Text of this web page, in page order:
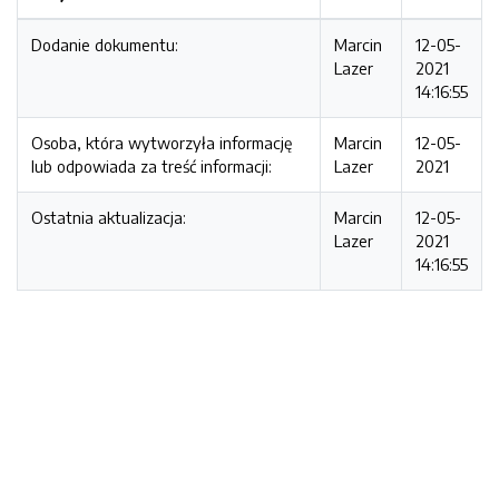
Dodanie dokumentu:
Marcin
Lazer
12-05-
2021
14:16:55
Osoba, która wytworzyła informację
lub odpowiada za treść informacji:
Marcin
Lazer
12-05-
2021
Ostatnia aktualizacja:
Marcin
Lazer
12-05-
2021
14:16:55